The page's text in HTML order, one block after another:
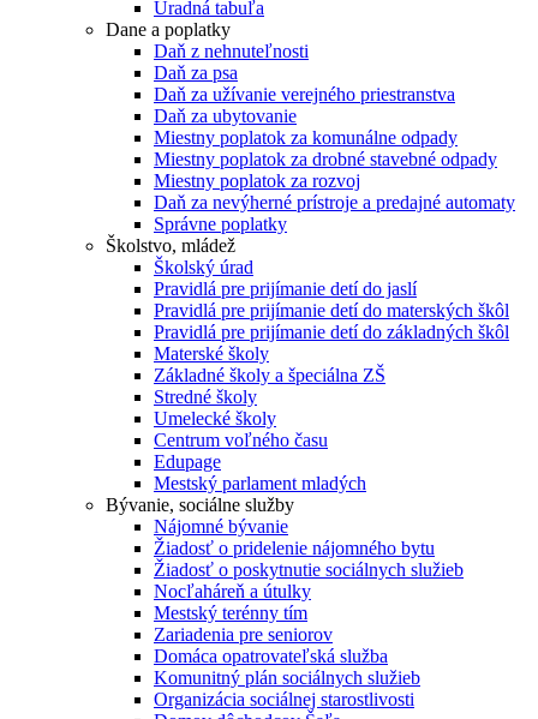
Úradná tabuľa
Dane a poplatky
Daň z nehnuteľnosti
Daň za psa
Daň za užívanie verejného priestranstva
Daň za ubytovanie
Miestny poplatok za komunálne odpady
Miestny poplatok za drobné stavebné odpady
Miestny poplatok za rozvoj
Daň za nevýherné prístroje a predajné automaty
Správne poplatky
Školstvo, mládež
Školský úrad
Pravidlá pre prijímanie detí do jaslí
Pravidlá pre prijímanie detí do materských škôl
Pravidlá pre prijímanie detí do základných škôl
Materské školy
Základné školy a špeciálna ZŠ
Stredné školy
Umelecké školy
Centrum voľného času
Edupage
Mestský parlament mladých
Bývanie, sociálne služby
Nájomné bývanie
Žiadosť o pridelenie nájomného bytu
Žiadosť o poskytnutie sociálnych služieb
Nocľaháreň a útulky
Mestský terénny tím
Zariadenia pre seniorov
Domáca opatrovateľská služba
Komunitný plán sociálnych služieb
Organizácia sociálnej starostlivosti